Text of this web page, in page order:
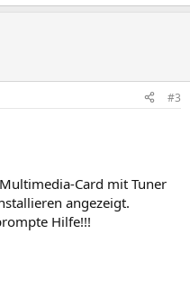
#3
Card mit Tuner
angezeigt.
Hilfe!!!